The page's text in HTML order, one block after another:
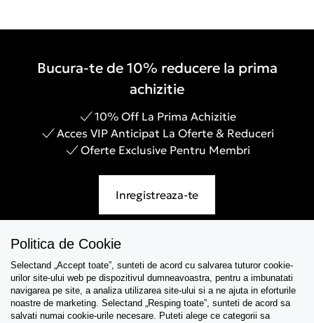
Bucura-te de 10% reducere la prima
achizitie
10% Off La Prima Achizitie
Acces VIP Anticipat La Oferte & Reduceri
Oferte Exclusive Pentru Membri
Inregistreaza-te
Asistenta
Colectii
Politica de Cookie
Selectand „Accept toate”, sunteti de acord cu salvarea tuturor cookie-
urilor site-ului web pe dispozitivul dumneavoastra, pentru a imbunatati
navigarea pe site, a analiza utilizarea site-ului si a ne ajuta in eforturile
noastre de marketing. Selectand „Resping toate”, sunteti de acord sa
salvati numai cookie-urile necesare. Puteti alege ce categorii sa